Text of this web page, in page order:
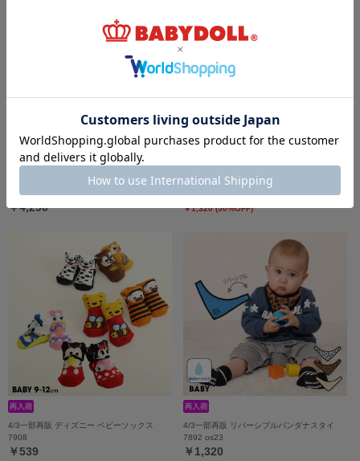
6/10一部再販 ディズニー キャラクター
2WAYオール 8546B
￥4,290
8/6～50%OFF SALE 【メール便】対応可 デ
￥1,320 (50%OFF)
4/3一部再販 ディズニー ベビーソックス
7908
￥539
4/3一部再販 リバーシブルバンダナスタイ
7892 os23
￥1,320